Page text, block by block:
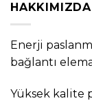
HAKKIMIZDA
Enerji
bağlantı
Yüksek kalite